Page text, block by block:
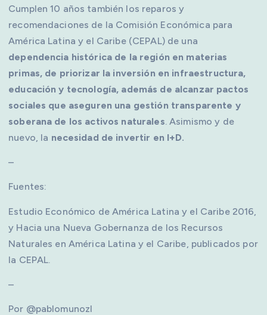
Cumplen 10 años también los reparos y
recomendaciones de la Comisión Económica para
América Latina y el Caribe (CEPAL) de una
dependencia histórica de la región en materias
primas, de priorizar la inversión en infraestructura,
educación y tecnología, además de alcanzar pactos
sociales que aseguren una gestión transparente y
soberana de los activos naturales. Asimismo y de
nuevo, la necesidad de invertir en I+D.
–
Fuentes:
Estudio Económico de América Latina y el Caribe 2016,
y Hacia una Nueva Gobernanza de los Recursos
Naturales en América Latina y el Caribe, publicados por
la CEPAL.
–
Por @pablomunozl